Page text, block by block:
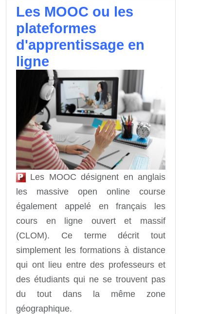
Les MOOC ou les
plateformes
d'apprentissage en
ligne
Les MOOC désignent en anglais
les massive open online course
également appelé en français les
cours en ligne ouvert et massif
(CLOM). Ce terme décrit tout
simplement les formations à distance
qui ont lieu entre des professeurs et
des étudiants qui ne se trouvent pas
du tout dans la même zone
géographique.